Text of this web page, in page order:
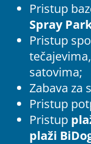
Pristup
Spray
Pristup
satovima;
Zabava za
Pristup
Pristup
plaži